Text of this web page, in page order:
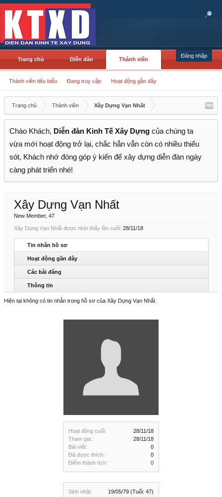
Đăng nhập
Trang chủ Diễn đàn Thành viên
Thành viên tiêu biểu Đang truy cập Hoạt động gần đây
Trang chủ Thành viên Xây Dựng Vạn Nhất
Chào Khách, Diễn đàn Kinh Tế Xây Dựng của chúng ta
vừa mới hoạt động trở lại, chắc hẳn vẫn còn có nhiều thiếu
sót, Khách nhớ đóng góp ý kiến để xây dựng diễn đàn ngày
càng phát triển nhé!
Hoạt động cuối:
28/11/18
Tham gia:
28/11/18
Bài viết:
0
Đã được thích:
0
Điểm thành tích:
0
Sinh nhật: 19/05/79 (Tuổi: 47)
Xây Dựng Vạn Nhất
New Member, 47
Xây Dựng Vạn Nhất được nhìn thấy lần cuối: 28/11/18
Tin nhắn hồ sơ
Hoạt động gần đây
Các bài đăng
Thông tin
Hiện tại không có tin nhắn trong hồ sơ của Xây Dựng Vạn Nhất.